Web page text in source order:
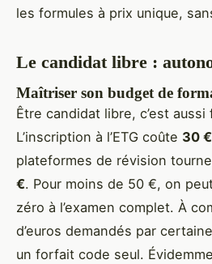
les formules à prix unique,
Le candidat libre :
Maîtriser son budget de
Être candidat libre, c’est
L’inscription à l’ETG coûte 30 €
plateformes de révision
€. Pour moins de 50 €, on
zéro à l’examen complet. À
d’euros demandés par
un forfait code seul.